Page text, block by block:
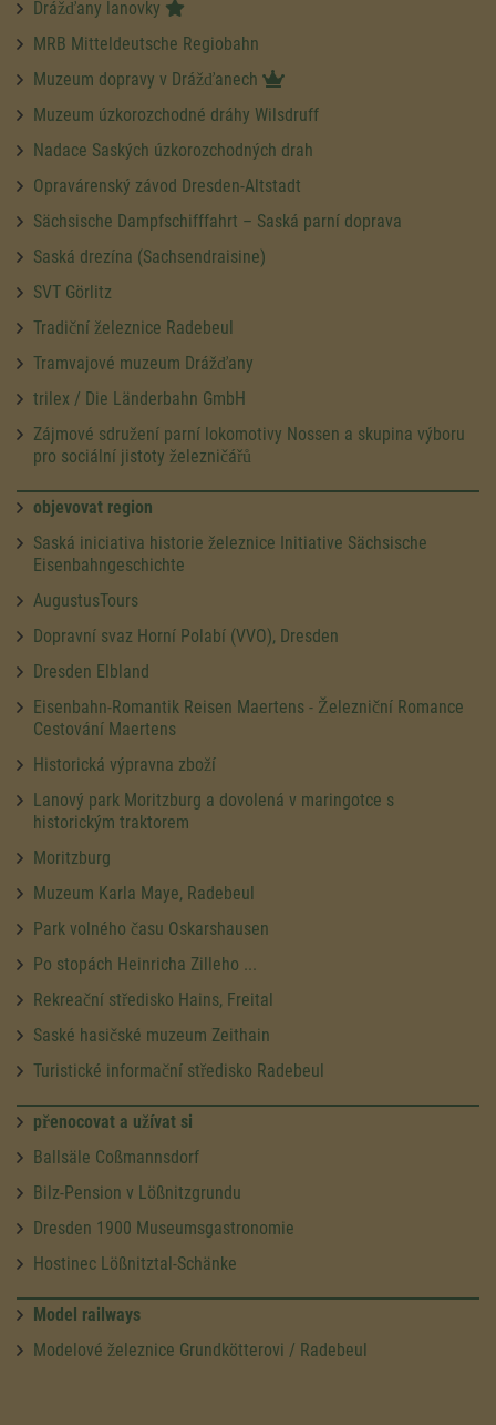
Drážďany lanovky
MRB Mitteldeutsche Regiobahn
Muzeum dopravy v Drážďanech
Muzeum úzkorozchodné dráhy Wilsdruff
Nadace Saských úzkorozchodných drah
Opravárenský závod Dresden-Altstadt
Sächsische Dampfschifffahrt – Saská parní doprava
Saská drezína (Sachsendraisine)
SVT Görlitz
Tradiční železnice Radebeul
Tramvajové muzeum Drážďany
trilex / Die Länderbahn GmbH
Zájmové sdružení parní lokomotivy Nossen a skupina výboru
pro sociální jistoty železničářů
objevovat region
Saská iniciativa historie železnice Initiative Sächsische
Eisenbahngeschichte
AugustusTours
Dopravní svaz Horní Polabí (VVO), Dresden
Dresden Elbland
Eisenbahn-Romantik Reisen Maertens - Železniční Romance
Cestování Maertens
Historická výpravna zboží
Lanový park Moritzburg a dovolená v maringotce s
historickým traktorem
Moritzburg
Muzeum Karla Maye, Radebeul
Park volného času Oskarshausen
Po stopách Heinricha Zilleho ...
Rekreační středisko Hains, Freital
Saské hasičské muzeum Zeithain
Turistické informační středisko Radebeul
přenocovat a užívat si
Ballsäle Coßmannsdorf
Bilz-Pension v Lößnitzgrundu
Dresden 1900 Museumsgastronomie
Hostinec Lößnitztal-Schänke
Model railways
Modelové železnice Grundkötterovi / Radebeul